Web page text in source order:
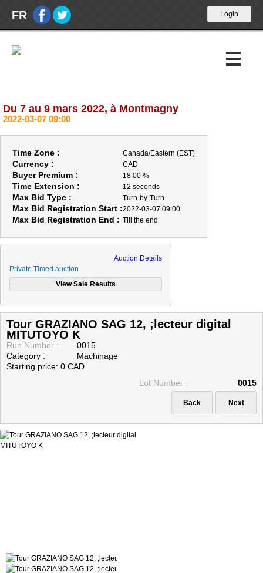
FR
Upcoming Auctions
Past Auctions
Calendar
About Us
ABOUT US
CONSIGNATORS (SELLERS)
PAYMENT METHODS
Contact Us
Du 7 au 9 mars 2022, à Montmagny
2022-03-07 09:00
Time Zone : Canada/Eastern (EST)
Currency : CAD
Buyer Premium : 18.00 %
Time Extension : 12 seconds
Max Bid Type : Turn-by-Turn
Max Bid Registration Start :2022-03-07 09:00
Max Bid Registration End : Till the end
Auction Details
Private Timed auction
Tour GRAZIANO SAG 12, ;lecteur digital
MITUTOYO K
Run Number :
0015
Category :
Machinage
Starting price: 0 CAD
Lot Number :
0015